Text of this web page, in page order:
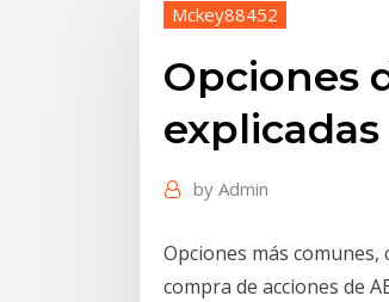
Mckey88452
Opciones
explicadas
by Admin
Opciones más
compra de acciones de